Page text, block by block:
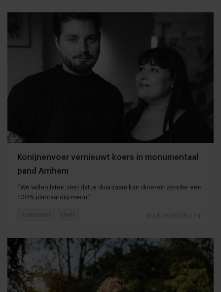
Konijnenvoer vernieuwt koers in monumentaal
pand Arnhem
“We willen laten zien dat je duurzaam kan dineren zonder een
100% plantaardig menu”
13 juli 2026 3 min
Restaurants Chefs